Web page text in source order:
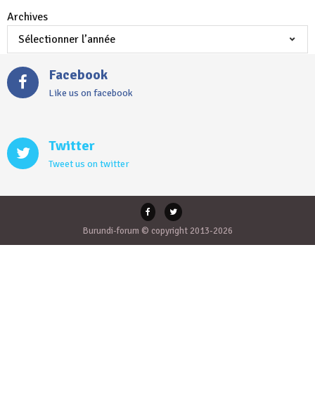
Archives
Facebook
Like us on facebook
Twitter
Tweet us on twitter
Burundi-forum © copyright 2013-2026